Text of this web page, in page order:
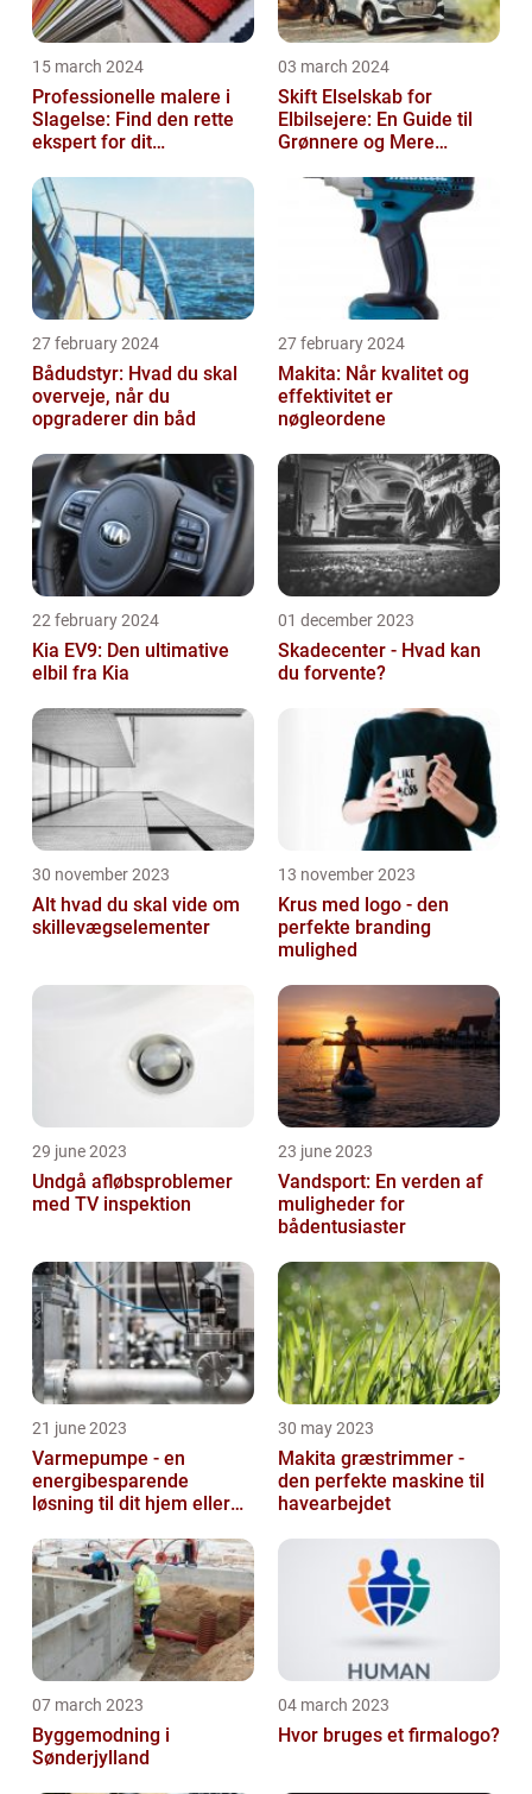
15 march 2024
Professionelle malere i
Slagelse: Find den rette
ekspert for dit
03 march 2024
Skift Elselskab for
Elbilsejere: En Guide til
Grønnere og Mere
27 february 2024
Bådudstyr: Hvad du skal
overveje, når du
opgraderer din båd
27 february 2024
Makita: Når kvalitet og
effektivitet er
nøgleordene
22 february 2024
Kia EV9: Den ultimative
elbil fra Kia
01 december 2023
Skadecenter - Hvad kan
du forvente?
30 november 2023
Alt hvad du skal vide om
skillevægselementer
13 november 2023
Krus med logo - den
perfekte branding
mulighed
29 june 2023
Undgå afløbsproblemer
med TV inspektion
23 june 2023
Vandsport: En verden af
muligheder for
bådentusiaster
21 june 2023
Varmepumpe - en
energibesparende
løsning til dit hjem eller
30 may 2023
Makita græstrimmer -
den perfekte maskine til
havearbejdet
07 march 2023
Byggemodning i
Sønderjylland
04 march 2023
Hvor bruges et firmalogo?